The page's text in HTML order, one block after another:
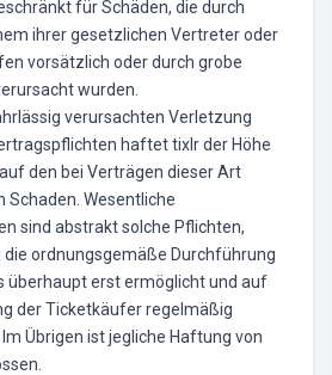
für Schäden, die durch
ihrer gesetzlichen Vertreter oder
vorsätzlich oder durch grobe
wurden.
verursachten Verletzung
haftet tixlr der Höhe
den bei Verträgen dieser Art
Schaden. Wesentliche
sind abstrakt solche Pflichten,
die ordnungsgemäße Durchführung
überhaupt erst ermöglicht und auf
der Ticketkäufer regelmäßig
Übrigen ist jegliche Haftung von